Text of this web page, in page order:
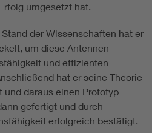
umgesetzt hat.
der Wissenschaften hat er
um diese Antennen
und effizienten
hat er seine Theorie
daraus einen Prototyp
gefertigt und durch
erfolgreich bestätigt.